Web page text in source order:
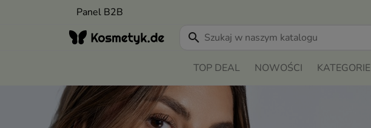
Panel B2B
search
TOP DEAL NOWOŚCI KATEGORIE